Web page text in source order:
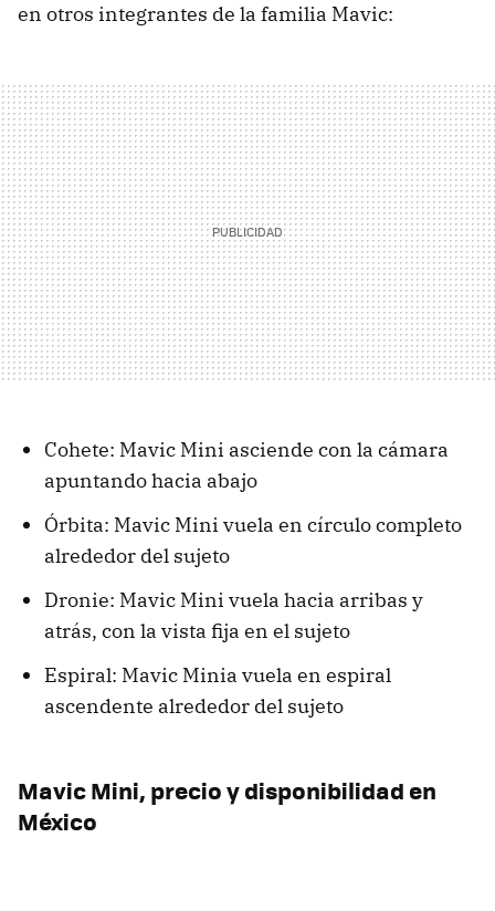
en otros integrantes de la familia Mavic:
Cohete: Mavic Mini asciende con la cámara
apuntando hacia abajo
Órbita: Mavic Mini vuela en círculo completo
alrededor del sujeto
Dronie: Mavic Mini vuela hacia arribas y
atrás, con la vista fija en el sujeto
Espiral: Mavic Minia vuela en espiral
ascendente alrededor del sujeto
Mavic Mini, precio y disponibilidad en
México